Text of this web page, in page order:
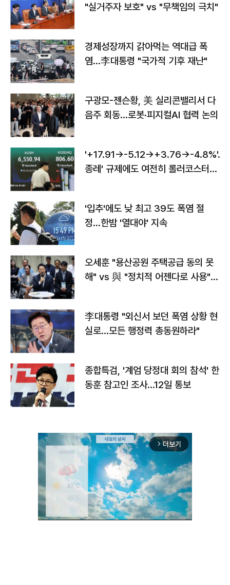
"실거주자 보호" vs "무책임의 극치"
경제성장까지 갉아먹는 역대급 폭
염…李대통령 "국가적 기후 재난"
구광모-젠슨황, 美 실리콘밸리서 다
음주 회동…로봇·피지컬AI 협력 논의
'+17.91→-5.12→+3.76→-4.8%'…'
종레' 규제에도 여전히 롤러코스터
'입추'에도 낮 최고 39도 폭염 절
정…한밤 '열대야' 지속
오세훈 "용산공원 주택공급 동의 못
해" vs 與 "정치적 어젠다로 사용"
李대통령 "외신서 보던 폭염 상황 현
실로…모든 행정력 총동원하라"
종합특검, '계엄 당정대 회의 참석' 한
동훈 참고인 조사...12일 통보
arrow_forward_ios 더보기